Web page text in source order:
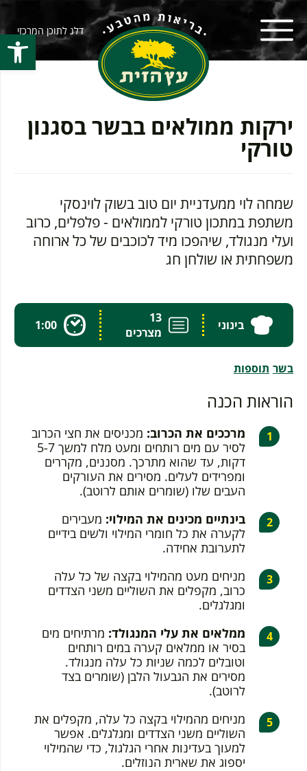
פתח
דלג לתוכן המרכזי
ירקות ממולאים בבשר בסגנון
טורקי
שמחה לוי ממעדניית יום טוב בשוק לוינסקי
משתפת במתכון טורקי לממולאים - פלפלים, כרוב
ועלי מנגולד, שיהפכו מיד לכוכבים של כל ארוחה
משפחתית או שולחן חג
בינוני
13
מצרכים
1:00
בשר תוספות
הוראות הכנה
מרככים את הכרוב: מכניסים את חצי הכרוב
לסיר עם מים רותחים ומעט מלח למשך 5-7
דקות, עד שהוא מתרכך. מסננים, מקררים
ומפרידים לעלים. מסירים את העורקים
העבים שלו (שומרים אותם לרוטב).
בינתיים מכינים את המילוי: מעבירים
לקערה את כל חומרי המילוי ולשים בידיים
לתערובת אחידה.
מניחים מעט מהמילוי בקצה של כל עלה
כרוב, מקפלים את השוליים משני הצדדים
ומגלגלים.
ממלאים את עלי המנגולד: מרתיחים מים
בסיר או ממלאים קערה במים רותחים
וטובלים לכמה שניות כל עלה מנגולד.
מסירים את הגבעול הלבן (שומרים בצד
לרוטב).
מניחים מהמילוי בקצה כל עלה, מקפלים את
השוליים משני הצדדים ומגלגלים. אפשר
למעוך בעדינות אחרי הגלגול, כדי שהמילוי
יספוג את שארית הנוזלים.